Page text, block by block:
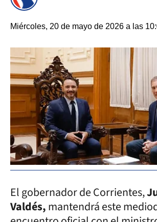
Miércoles, 20 de mayo de 2026 a las
El gobernador de Corrientes,
Valdés,mantendrá este